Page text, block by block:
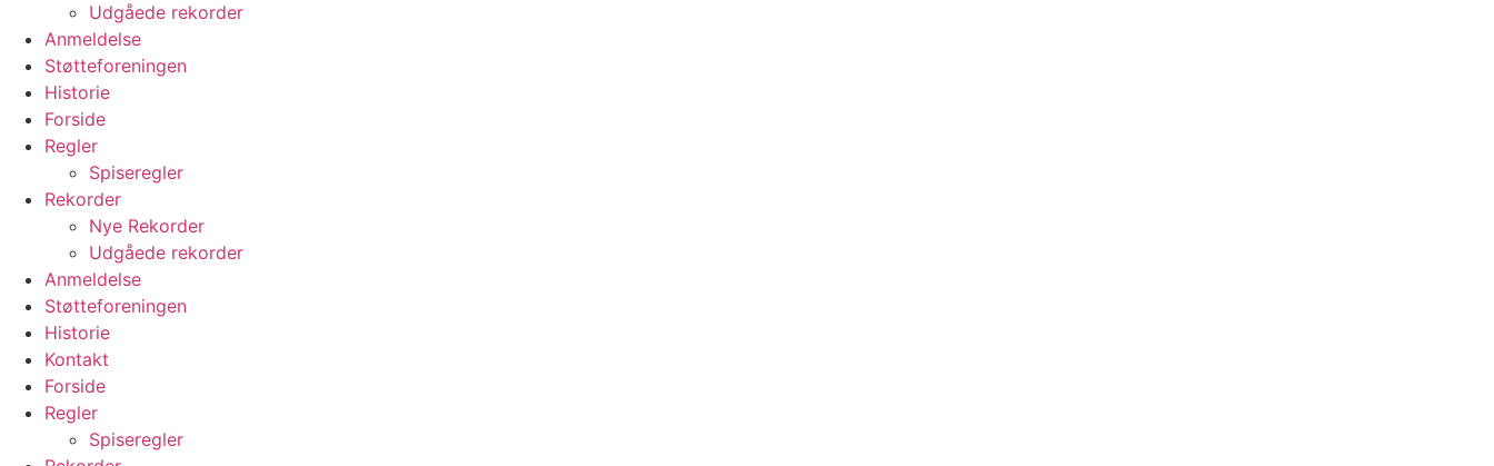
Udgåede rekorder
Anmeldelse
Støtteforeningen
Historie
Forside
Regler
Spiseregler
Rekorder
Nye Rekorder
Udgåede rekorder
Anmeldelse
Støtteforeningen
Historie
Kontakt
Forside
Regler
Spiseregler